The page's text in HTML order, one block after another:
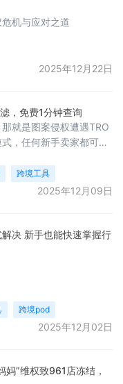
机与应对之道
2025年12月22日
，免费1分钟查询
就是图案侵权遭遇TRO
，任何新手卖家都可以
跨境工具
2025年12月09日
决 新手也能快速掌握行
跨境pod
2025年12月02日
妈”维权致961店冻结，